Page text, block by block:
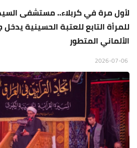
لأول مرة في كربلاء.. مستشفى
للمرأة التابع للعتبة الحسينية
الألماني المتطور